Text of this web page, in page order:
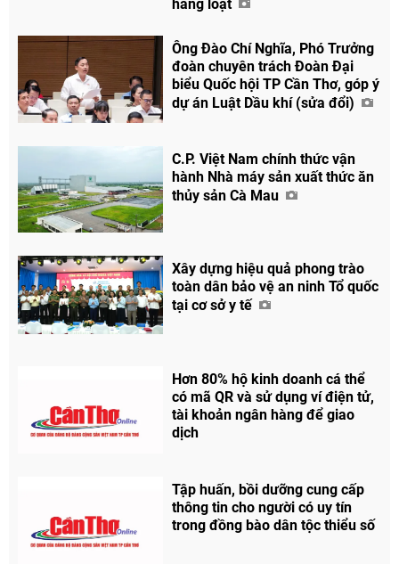
hàng loạt
Ông Đào Chí Nghĩa, Phó Trưởng
đoàn chuyên trách Đoàn Đại
biểu Quốc hội TP Cần Thơ, góp ý
dự án Luật Dầu khí (sửa đổi)
C.P. Việt Nam chính thức vận
hành Nhà máy sản xuất thức ăn
thủy sản Cà Mau
Xây dựng hiệu quả phong trào
toàn dân bảo vệ an ninh Tổ quốc
tại cơ sở y tế
Hơn 80% hộ kinh doanh cá thể
có mã QR và sử dụng ví điện tử,
tài khoản ngân hàng để giao
dịch
Tập huấn, bồi dưỡng cung cấp
thông tin cho người có uy tín
trong đồng bào dân tộc thiểu số